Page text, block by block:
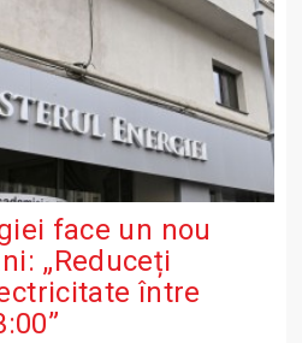
face un nou
„Reduceți
între